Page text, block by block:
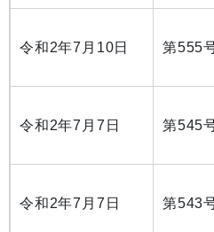
令和2年7月10日 第555
令和2年7月7日 第545
令和2年7月7日 第543